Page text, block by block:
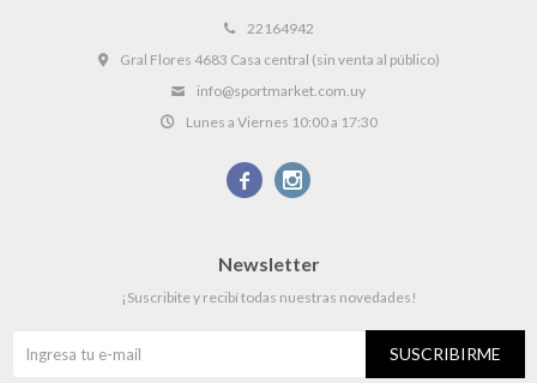
22164942
Gral Flores 4683 Casa central (sin venta al público)
info@sportmarket.com.uy
Lunes a Viernes 10:00 a 17:30
 
Newsletter
¡Suscribite y recibí todas nuestras novedades!
SUSCRIBIRME